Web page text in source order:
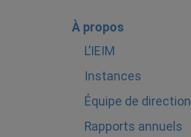
À propos
L’IEIM
Instances
Équipe de direction
Rapports annuels